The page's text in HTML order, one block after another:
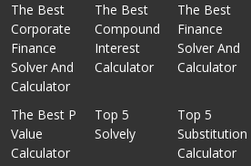
The Best
Corporate
Finance
Solver And
Calculator
The Best
Compound
Interest
Calculator
The Best
Finance
Solver And
Calculator
The Best P
Value
Calculator
Top 5
Solvely
Top 5
Substitution
Calculator